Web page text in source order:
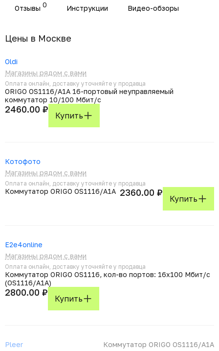
Отзывы 0 Инструкции Видео-обзоры
Цены в Москвe
Oldi
Магазины рядом с вами
Оплата онлайн, доставку уточняйте у продавца
ORIGO OS1116/A1A 16-портовый неуправляемый
коммутатор 10/100 Мбит/с
2460.00 ₽
Купить
Котофото
Магазины рядом с вами
Оплата онлайн, доставку уточняйте у продавца
Коммутатор ORIGO OS1116/A1A 2360.00 ₽
Купить
E2e4online
Магазины рядом с вами
Оплата онлайн, доставку уточняйте у продавца
Коммутатор ORIGO OS1116, кол-во портов: 16x100 Мбит/с
(OS1116/A1A)
2800.00 ₽
Купить
Pleer
Коммутатор ORIGO OS1116/A1A